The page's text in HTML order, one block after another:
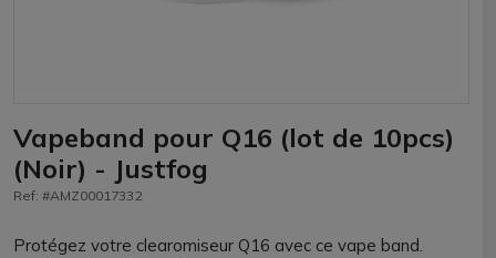
Vapeband pour Q16 (lot de 10pcs)
(Noir) - Justfog
Ref: #AMZ00017332
Protégez votre clearomiseur Q16 avec ce vape band.